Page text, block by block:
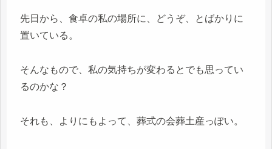
先日から、食卓の私の場所に、どうぞ、とばかりに
置いている。
そんなもので、私の気持ちが変わるとでも思ってい
るのかな？
それも、よりにもよって、葬式の会葬土産っぽい。